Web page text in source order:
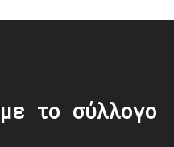
το σύλλογο